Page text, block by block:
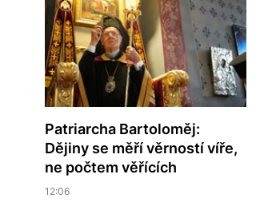
Patriarcha Bartoloměj:
Dějiny se měří věrností víře,
ne počtem věřících
12:06